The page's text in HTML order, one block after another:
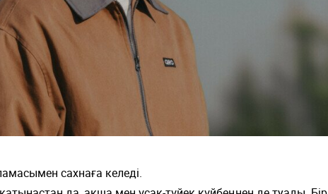
сахнаға келеді.